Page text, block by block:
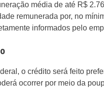
média de até R$
remunerada por, no
informados pelo
o crédito será feito
ocorrer por meio da